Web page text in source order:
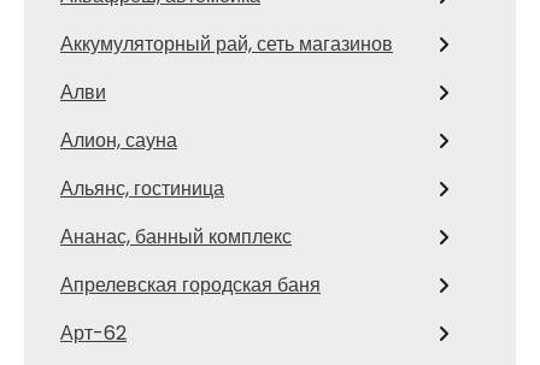
Аккумуляторный рай, сеть магазинов
Алви
Алион, сауна
Альянс, гостиница
Ананас, банный комплекс
Апрелевская городская баня
Арт-62